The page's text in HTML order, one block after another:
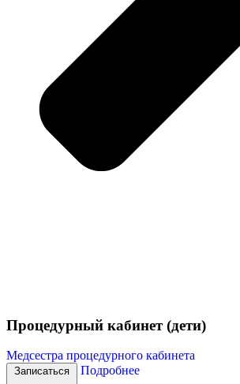
Процедурный кабинет (дети)
Медсестра процедурного кабинета
Записаться Подробнее